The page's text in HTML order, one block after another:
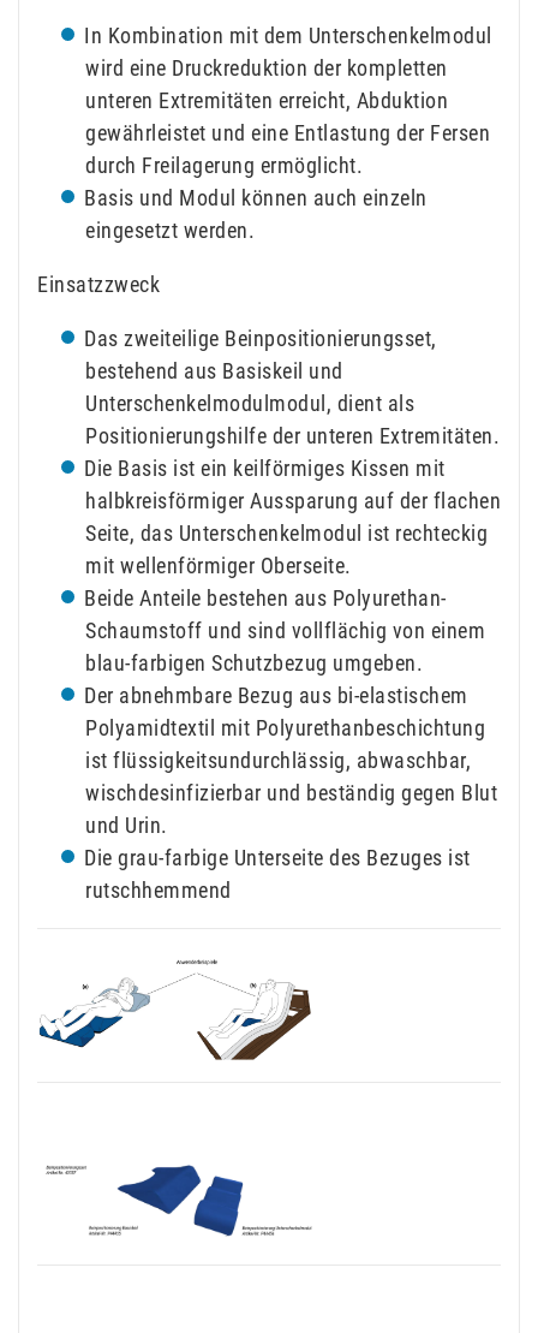
In Kombination mit dem Unterschenkelmodul
wird eine Druckreduktion der kompletten
unteren Extremitäten erreicht, Abduktion
gewährleistet und eine Entlastung der Fersen
durch Freilagerung ermöglicht.
Basis und Modul können auch einzeln
eingesetzt werden.
Einsatzzweck
Das zweiteilige Beinpositionierungsset,
bestehend aus Basiskeil und
Unterschenkelmodulmodul, dient als
Positionierungshilfe der unteren Extremitäten.
Die Basis ist ein keilförmiges Kissen mit
halbkreisförmiger Aussparung auf der flachen
Seite, das Unterschenkelmodul ist rechteckig
mit wellenförmiger Oberseite.
Beide Anteile bestehen aus Polyurethan-
Schaumstoff und sind vollflächig von einem
blau-farbigen Schutzbezug umgeben.
Der abnehmbare Bezug aus bi-elastischem
Polyamidtextil mit Polyurethanbeschichtung
ist flüssigkeitsundurchlässig, abwaschbar,
wischdesinfizierbar und beständig gegen Blut
und Urin.
Die grau-farbige Unterseite des Bezuges ist
rutschhemmend